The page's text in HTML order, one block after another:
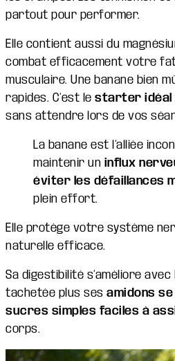
partout pour performer.
Elle contient aussi du
combat efficacement votre
musculaire. Une banane bien
rapides. C’est le starter
sans attendre lors de vos
La banane est l’alliée
maintenir un influx
éviter les défaillances
plein effort.
Elle protège votre système
naturelle efficace.
Sa digestibilité s’améliore
tachetée plus ses amidons
sucres simples faciles à
corps.